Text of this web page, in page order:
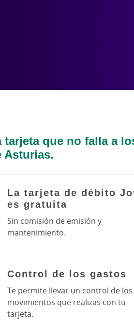
tarjeta que no falla a
Asturias.
La tarjeta de débito
es gratuita
Sin comisión de emisión y
mantenimiento.
Control de los gastos
Te permite llevar un control de los
movimientos que realizas con tu
tarjeta.